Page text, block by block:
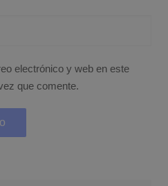
electrónico y web en este
que comente.